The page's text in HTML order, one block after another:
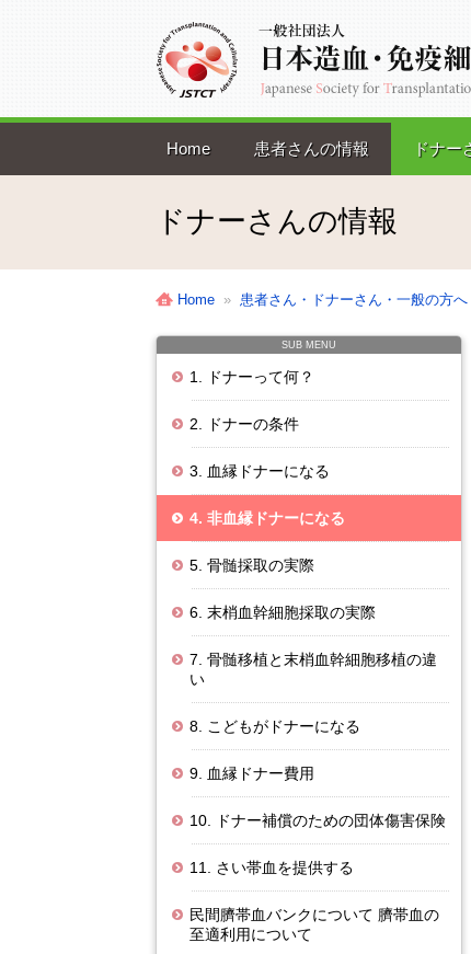
Home 患者さんの情報 ドナー
ドナーさんの情報
SUB MENU
1. ドナーって何？
2. ドナーの条件
3. 血縁ドナーになる
4. 非血縁ドナーになる
5. 骨髄採取の実際
6. 末梢血幹細胞採取の実際
7. 骨髄移植と末梢血幹細胞移植の違
い
8. こどもがドナーになる
9. 血縁ドナー費用
10. ドナー補償のための団体傷害保険
11. さい帯血を提供する
民間臍帯血バンクについて 臍帯血の
至適利用について
Home » 患者さん・ドナーさん・一般の方へ